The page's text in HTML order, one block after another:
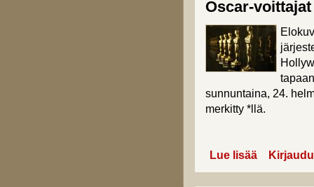
Oscar-
sunnuntaina, 24.
merkitty *llä.
Lue lisää about